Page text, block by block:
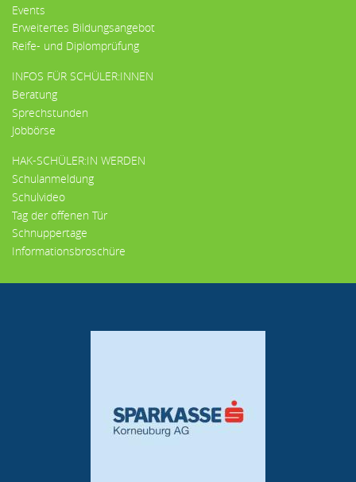
Events
Erweitertes Bildungsangebot
Reife- und Diplomprüfung
INFOS FÜR SCHÜLER:INNEN
Beratung
Sprechstunden
Jobbörse
HAK-SCHÜLER:IN WERDEN
Schulanmeldung
Schulvideo
Tag der offenen Tür
Schnuppertage
Informationsbroschüre